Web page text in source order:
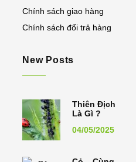
Chính sách giao hàng
Chính sách đổi trả hàng
New Posts
Thiên Địch
Là Gì ?
04/05/2025